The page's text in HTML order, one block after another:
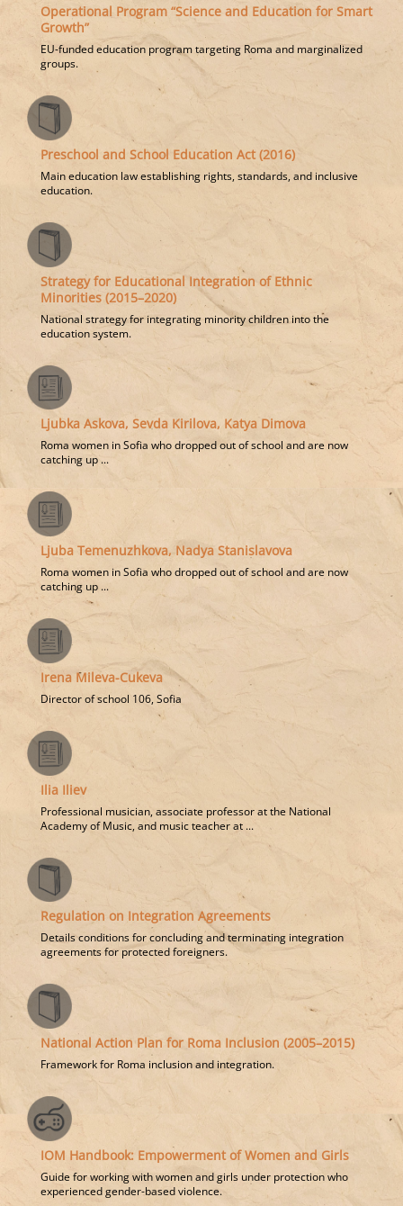
Operational Program “Science and Education for Smart
Growth”
EU-funded education program targeting Roma and marginalized
groups.
Preschool and School Education Act (2016)
Main education law establishing rights, standards, and inclusive
education.
Strategy for Educational Integration of Ethnic
Minorities (2015–2020)
National strategy for integrating minority children into the
education system.
Ljubka Askova, Sevda Kirilova, Katya Dimova
Roma women in Sofia who dropped out of school and are now
catching up ...
Ljuba Temenuzhkova, Nadya Stanislavova
Roma women in Sofia who dropped out of school and are now
catching up ...
Irena Mileva-Cukeva
Director of school 106, Sofia
Ilia Iliev
Professional musician, associate professor at the National
Academy of Music, and music teacher at ...
Regulation on Integration Agreements
Details conditions for concluding and terminating integration
agreements for protected foreigners.
National Action Plan for Roma Inclusion (2005–2015)
Framework for Roma inclusion and integration.
IOM Handbook: Empowerment of Women and Girls
Guide for working with women and girls under protection who
experienced gender-based violence.